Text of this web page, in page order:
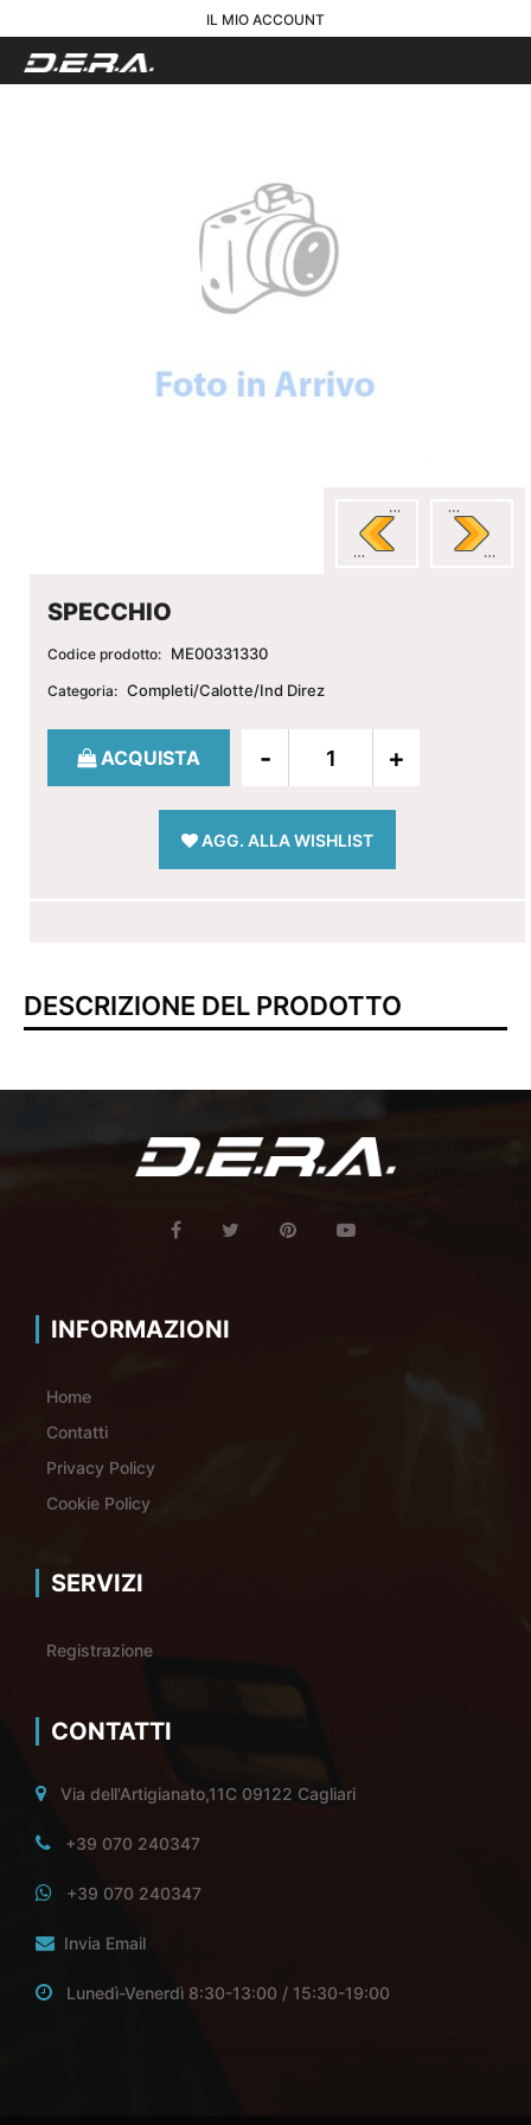
IL MIO ACCOUNT
SPECCHIO
Codice prodotto: ME00331330
Categoria: Completi/Calotte/Ind Direz
Quantità
ACQUISTA
AGG. ALLA WISHLIST
DESCRIZIONE DEL PRODOTTO
INFORMAZIONI
Home
Contatti
Privacy Policy
Cookie Policy
SERVIZI
Registrazione
CONTATTI
Via dell'Artigianato,11C 09122 Cagliari
+39 070 240347
+39 070 240347
Invia Email
Lunedì-Venerdì 8:30-13:00 / 15:30-19:00